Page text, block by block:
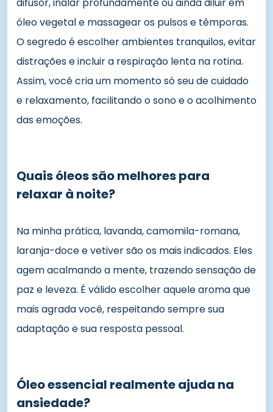
óleo vegetal e massagear os pulsos e têmporas.
O segredo é escolher ambientes tranquilos, evitar
distrações e incluir a respiração lenta na rotina.
Assim, você cria um momento só seu de cuidado
e relaxamento, facilitando o sono e o acolhimento
das emoções.
Quais óleos são melhores para
relaxar à noite?
Na minha prática, lavanda, camomila-romana,
laranja-doce e vetiver são os mais indicados. Eles
agem acalmando a mente, trazendo sensação de
paz e leveza. É válido escolher aquele aroma que
mais agrada você, respeitando sempre sua
adaptação e sua resposta pessoal.
Óleo essencial realmente ajuda na
ansiedade?